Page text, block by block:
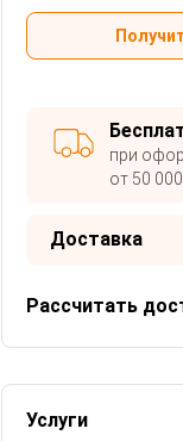
при
от 50
Доставка
Рассчитать
Услуги